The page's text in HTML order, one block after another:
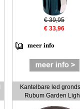
€ 39,95
€ 33,96
meer info
Kantelbare led
Rubum Garden